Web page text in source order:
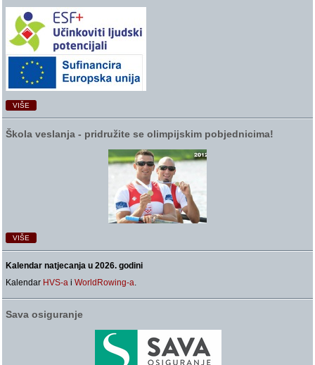
VIŠE
Škola veslanja ‑ pridružite se olimpijskim pobjednicima!
VIŠE
Kalendar natjecanja u 2026. godini
Kalendar HVS-a iWorldRowing-a.
Sava osiguranje